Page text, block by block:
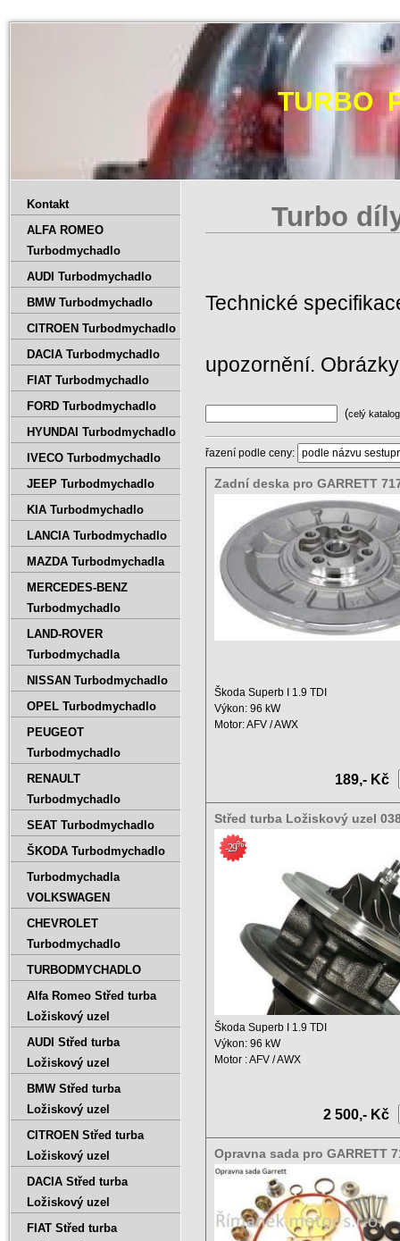
TURBO
Turbo
Technické
upozornění.
(celý katalog
řazení podle ceny:
Zadní deska pro GARRETT
Škoda Superb I 1.9 TDI
Výkon: 96 kW
Motor: AFV / AWX
189,- Kč
Střed turba Ložiskový uzel
038145702GX
-29%
Škoda Superb I 1.9 TDI
Výkon: 96 kW
Motor : AFV / AWX
2 500,- Kč
Opravna sada pro GARRETT
0003 717858-0002
Kontakt
ALFA ROMEO
Turbodmychadlo
AUDI Turbodmychadlo
BMW Turbodmychadlo
CITROEN Turbodmychadlo
DACIA Turbodmychadlo
FIAT Turbodmychadlo
FORD Turbodmychadlo
HYUNDAI Turbodmychadlo
IVECO Turbodmychadlo
JEEP Turbodmychadlo
KIA Turbodmychadlo
LANCIA Turbodmychadlo
MAZDA Turbodmychadla
MERCEDES-BENZ
Turbodmychadlo
LAND-ROVER
Turbodmychadla
NISSAN Turbodmychadlo
OPEL Turbodmychadlo
PEUGEOT
Turbodmychadlo
RENAULT
Turbodmychadlo
SEAT Turbodmychadlo
ŠKODA Turbodmychadlo
Turbodmychadla
VOLKSWAGEN
CHEVROLET
Turbodmychadlo
TURBODMYCHADLO
Alfa Romeo Střed turba
Ložiskový uzel
AUDI Střed turba
Ložiskový uzel
BMW Střed turba
Ložiskový uzel
CITROEN Střed turba
Ložiskový uzel
DACIA Střed turba
Ložiskový uzel
FIAT Střed turba